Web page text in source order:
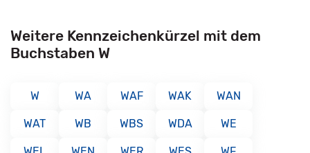
Weitere Kennzeichenkürzel mit dem
Buchstaben W
W WA WAF WAK WAN
WAT WB WBS WDA WE